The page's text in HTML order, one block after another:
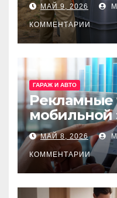
МАЙ 9, 2026
КОММЕНТАРИИ
ГАРАЖ И АВТО
Рекламные
мобильной
ключевые
принципы
МАЙ 8, 2026
КОММЕНТАРИИ